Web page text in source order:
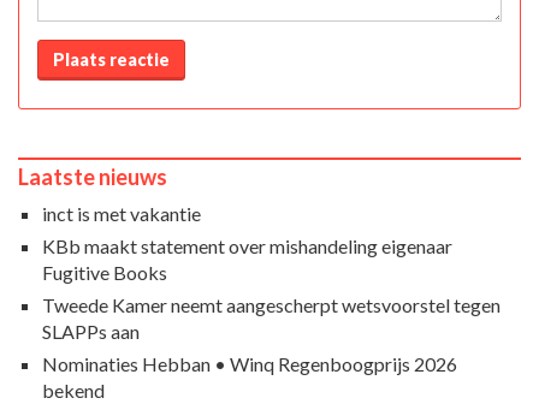
Plaats reactie
Laatste nieuws
inct is met vakantie
KBb maakt statement over mishandeling eigenaar
Fugitive Books
Tweede Kamer neemt aangescherpt wetsvoorstel tegen
SLAPPs aan
Nominaties Hebban • Winq Regenboogprijs 2026
bekend